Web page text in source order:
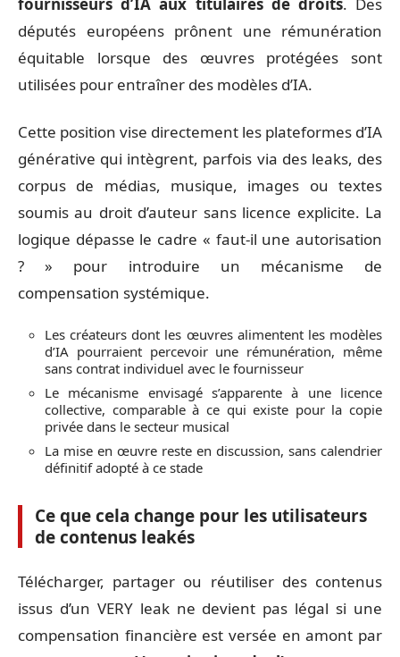
députés européens prônent une rémunération
équitable lorsque des œuvres protégées sont
utilisées pour entraîner des modèles d’IA.
Cette position vise directement les plateformes d’IA
générative qui intègrent, parfois via des leaks, des
corpus de médias, musique, images ou textes
soumis au droit d’auteur sans licence explicite. La
logique dépasse le cadre « faut-il une autorisation
? » pour introduire un mécanisme de
compensation systémique.
Les créateurs dont les œuvres alimentent les modèles
d’IA pourraient percevoir une rémunération, même
sans contrat individuel avec le fournisseur
Le mécanisme envisagé s’apparente à une licence
collective, comparable à ce qui existe pour la copie
privée dans le secteur musical
La mise en œuvre reste en discussion, sans calendrier
définitif adopté à ce stade
Ce que cela change pour les utilisateurs
de contenus leakés
Télécharger, partager ou réutiliser des contenus
issus d’un VERY leak ne devient pas légal si une
compensation financière est versée en amont par